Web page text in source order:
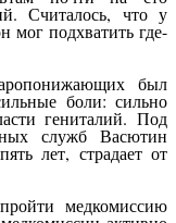
Считалось, что у
мог подхватить где-
был
боли: сильно
гениталий. Под
служб Васютин
лет, страдает от
медкомиссию